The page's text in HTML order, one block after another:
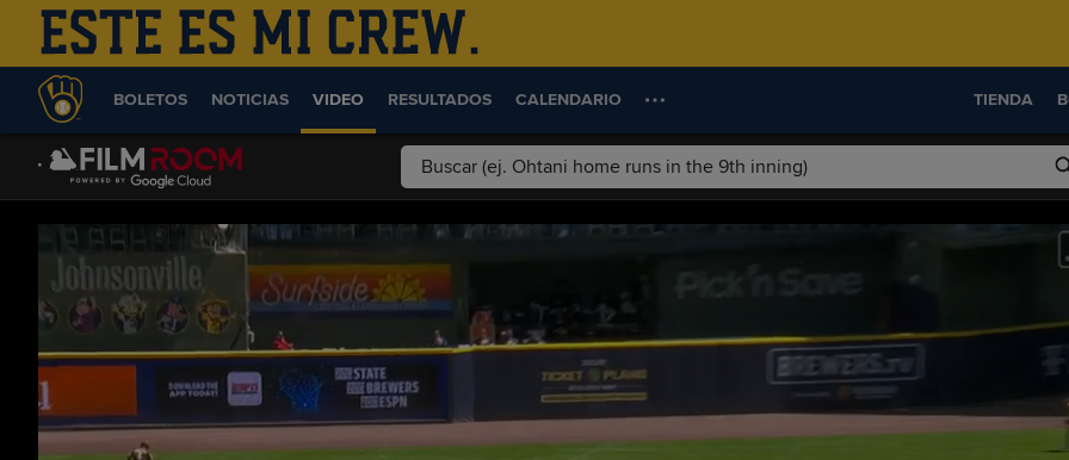
BOLETOS NOTICIAS VIDEO RESULTADOS CALENDARIO TIENDA